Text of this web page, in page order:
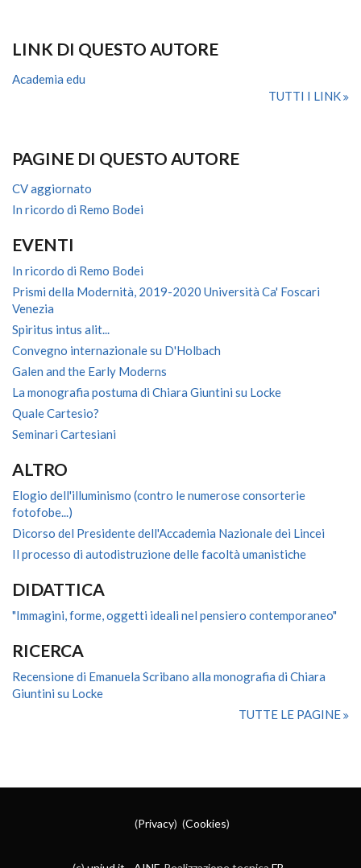
LINK DI QUESTO AUTORE
Academia edu
TUTTI I LINK
PAGINE DI QUESTO AUTORE
CV aggiornato
In ricordo di Remo Bodei
EVENTI
In ricordo di Remo Bodei
Prismi della Modernità, 2019-2020 Università Ca' Foscari
Venezia
Spiritus intus alit...
Convegno internazionale su D'Holbach
Galen and the Early Moderns
La monografia postuma di Chiara Giuntini su Locke
Quale Cartesio?
Seminari Cartesiani
ALTRO
Elogio dell'illuminismo (contro le numerose consorterie
fotofobe...)
Dicorso del Presidente dell'Accademia Nazionale dei Lincei
Il processo di autodistruzione delle facoltà umanistiche
DIDATTICA
"Immagini, forme, oggetti ideali nel pensiero contemporaneo"
RICERCA
Recensione di Emanuela Scribano alla monografia di Chiara
Giuntini su Locke
TUTTE LE PAGINE
(Privacy) (Cookies)